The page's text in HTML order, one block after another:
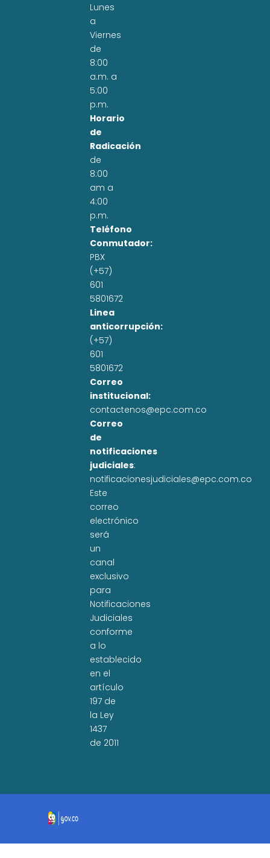
Lunes
a
Viernes
de
8:00
a.m. a
5:00
p.m.
Horario
de
Radicación
de
8:00
am a
4:00
p.m.
Teléfono
Conmutador:
PBX
(+57)
601
5801672
Linea
anticorrupción:
(+57)
601
5801672
Correo
institucional:
contactenos@epc.com.co
Correo
de
notificaciones
judiciales:
notificacionesjudiciales@epc.com.co
Este
correo
electrónico
será
un
canal
exclusivo
para
Notificaciones
Judiciales
conforme
a lo
establecido
en el
artículo
197 de
la Ley
1437
de 2011